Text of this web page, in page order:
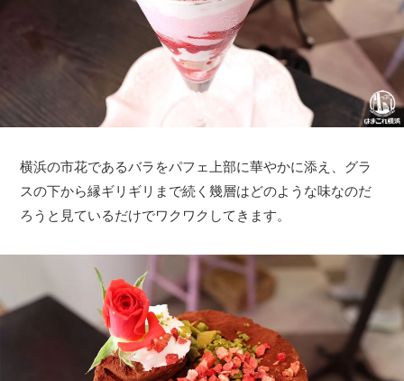
横浜の市花であるバラをパフェ上部に華やかに添え、グラ
スの下から縁ギリギリまで続く幾層はどのような味なのだ
ろうと見ているだけでワクワクしてきます。